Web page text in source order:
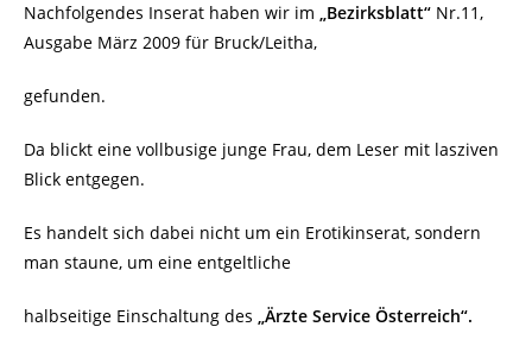
Nachfolgendes Inserat haben wir im „Bezirksblatt“ Nr.11,
Ausgabe März 2009 für Bruck/Leitha,
gefunden.
Da blickt eine vollbusige junge Frau, dem Leser mit lasziven
Blick entgegen.
Es handelt sich dabei nicht um ein Erotikinserat, sondern
man staune, um eine entgeltliche
halbseitige Einschaltung des „Ärzte Service Österreich“.